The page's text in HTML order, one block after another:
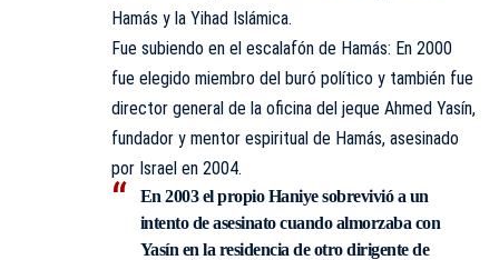
Hamás y la Yihad Islámica.
Fue subiendo en el escalafón de Hamás: En 2000
fue elegido miembro del buró político y también fue
director general de la oficina del jeque Ahmed Yasín,
fundador y mentor espiritual de Hamás, asesinado
por Israel en 2004.
En 2003 el propio Haniye sobrevivió a un
intento de asesinato cuando almorzaba con
Yasín en la residencia de otro dirigente de